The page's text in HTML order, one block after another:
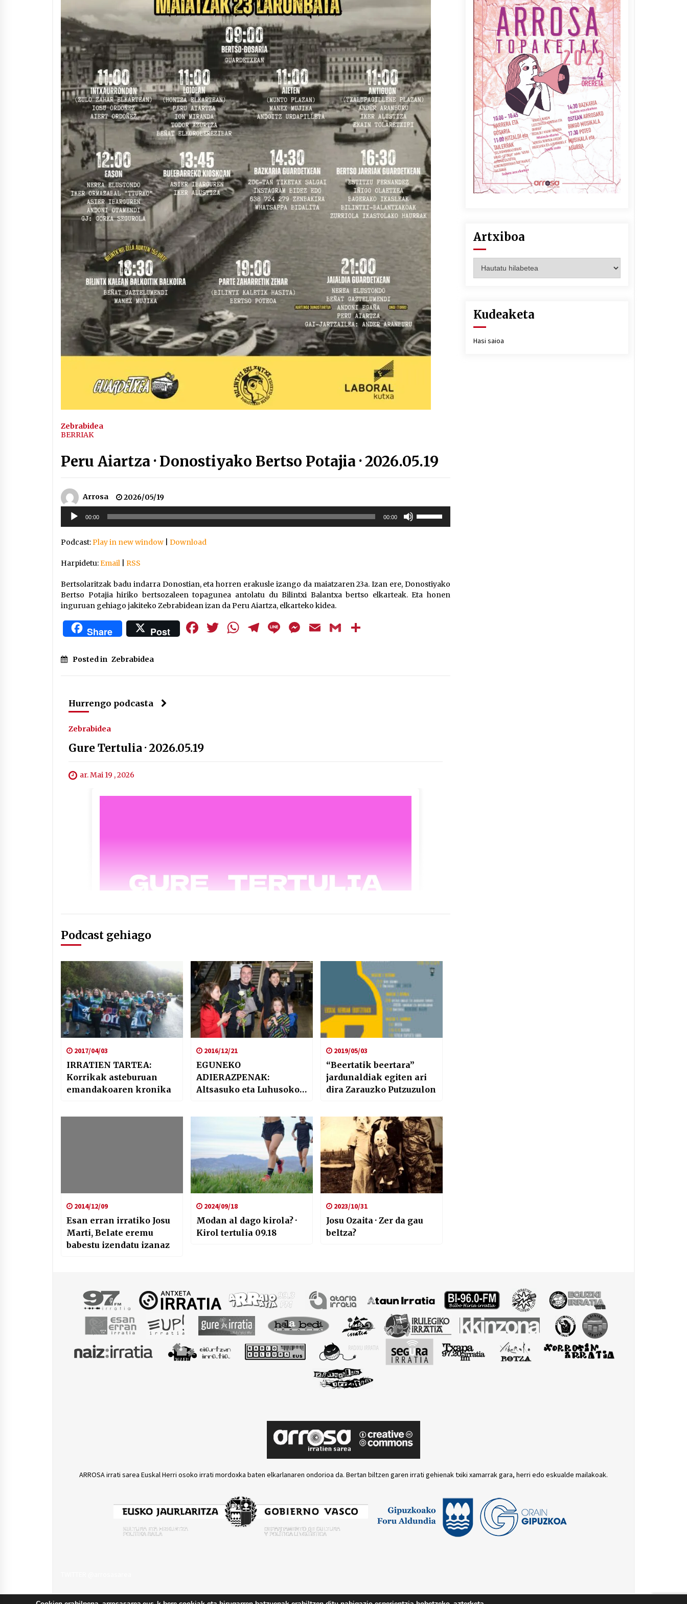
Arrosaren IX. Topaketak –
Mila esker guztioi!
2021/11/11
Arrosa sareko IX. topaketak!
Azaroak 6 Iurretan Arrosa
sarearen IX. topaketak
2021/10/04
Segura irratian Arrosaren 20
urteez
2021/07/22
Arrosari buruzko erreportaia
2021/07/16
Berria egunkarian
elkarrizketa Arrosaren 20
urteez
2021/07/06
Hala Bedi irratiko Hizpidea
saioan Arrosaren 20 urteez
2021/07/03
Zebrabidearen denboraldi
amaiera EHZtik
2021/07/01
Arrosaren laburpen bideoa
Hamaika Telebistaren eskutik
2021/06/30
Zebrabidea
BERRIAK
Peru Aiartza · Donostiyako Bertso Potajia · 2026.05.19
Arrosa
2026/05/19
Soinu
erreproduzigailua
00:00 00:00
jaisteko.
Podcast:Play in new window Download
Harpidetu:Email RSS
Bertsolaritzak badu indarra Donostian, eta horren erakusle izango da maiatzaren 23a. Izan ere, Donostiyako
Bertso Potajia hiriko bertsozaleen topagunea antolatu du Bilintxi Balantxa bertso elkarteak. Eta honen
inguruan gehiago jakiteko Zebrabidean izan da Peru Aiartza, elkarteko kidea.
Share Post Facebook
Twitter
WhatsApp
Telegram
LineMessenger
EmailGmail
Posted in Zebrabidea
Hurrengo podcasta
Zebrabidea
Gure Tertulia · 2026.05.19
ar. Mai 19 , 2026
Podcast gehiago
2017/04/03
IRRATIEN TARTEA:
Korrikak asteburuan
emandakoaren kronika
2016/12/21
EGUNEKO
ADIERAZPENAK:
Altsasuko eta Luhusoko
hausnarketak
2019/05/03
“Beertatik beertara”
jardunaldiak egiten ari
dira Zarauzko Putzuzulon
2014/12/09
Esan erran irratiko Josu
Marti, Belate eremu
babestu izendatu izanaz
2024/09/18
Modan al dago kirola? ·
Kirol tertulia 09.18
2023/10/31
Josu Ozaita · Zer da gau
beltza?
Artxiboa
Kudeaketa
Hasi saioa
ARROSA irrati sarea Euskal Herri osoko irrati mordoxka baten elkarlanaren ondorioa da. Bertan biltzen garen irrati gehienak txiki xamarrak gara, herri edo eskualde mailakoak.